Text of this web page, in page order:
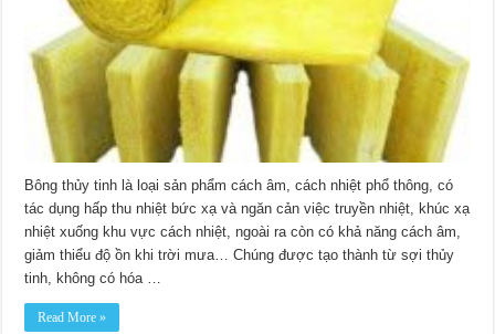
Bông thủy tinh là loại sản phẩm cách âm, cách nhiệt phổ thông, có
tác dụng hấp thu nhiệt bức xạ và ngăn cản việc truyền nhiệt, khúc xạ
nhiệt xuống khu vực cách nhiệt, ngoài ra còn có khả năng cách âm,
giảm thiểu độ ồn khi trời mưa… Chúng được tạo thành từ sợi thủy
tinh, không có hóa …
Read More »